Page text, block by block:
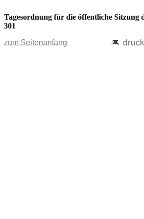
Tagesordnung für die öffentliche Sitzung
301
zum Seitenanfang